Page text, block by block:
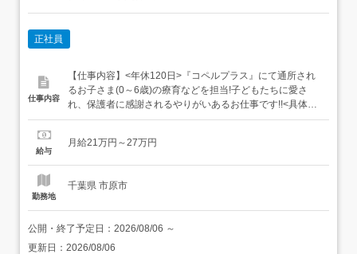
正社員
仕事内容
【仕事内容】<年休120日>『コペルプラス』にて通所され
るお子さま(0～6歳)の療育などを担当!子どもたちに愛さ
れ、保護者に感謝されるやりがいあるお仕事です!!<具体的
には> 教材準備→プログラムを確認して、使用するコペル
使用してお子さまの可能性を引き出します。1回の時間は
給与
月給21万円～27万円
勤務地
千葉県 市原市
公開・終了予定日： 2026/08/06 ～
更新日： 2026/08/06